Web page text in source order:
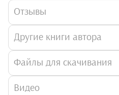
Отзывы
Другие книги автора
Файлы для скачивания
Видео